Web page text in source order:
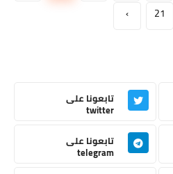
21
›
تابعونا على
twitter
تابعونا على
telegram